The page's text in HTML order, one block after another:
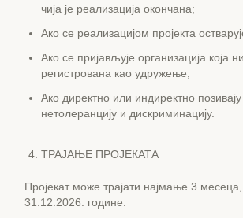
чија је реализација окончана;
Ако се реализацијом пројекта
Ако се пријављује организација која
регистрована као удружење;
Ако директно или индиректно
нетолеранцију и дискриминацију.
ТРАЈАЊЕ ПРОЈЕКАТА
Пројекат може трајати најмање 3
31.12.2026. године.